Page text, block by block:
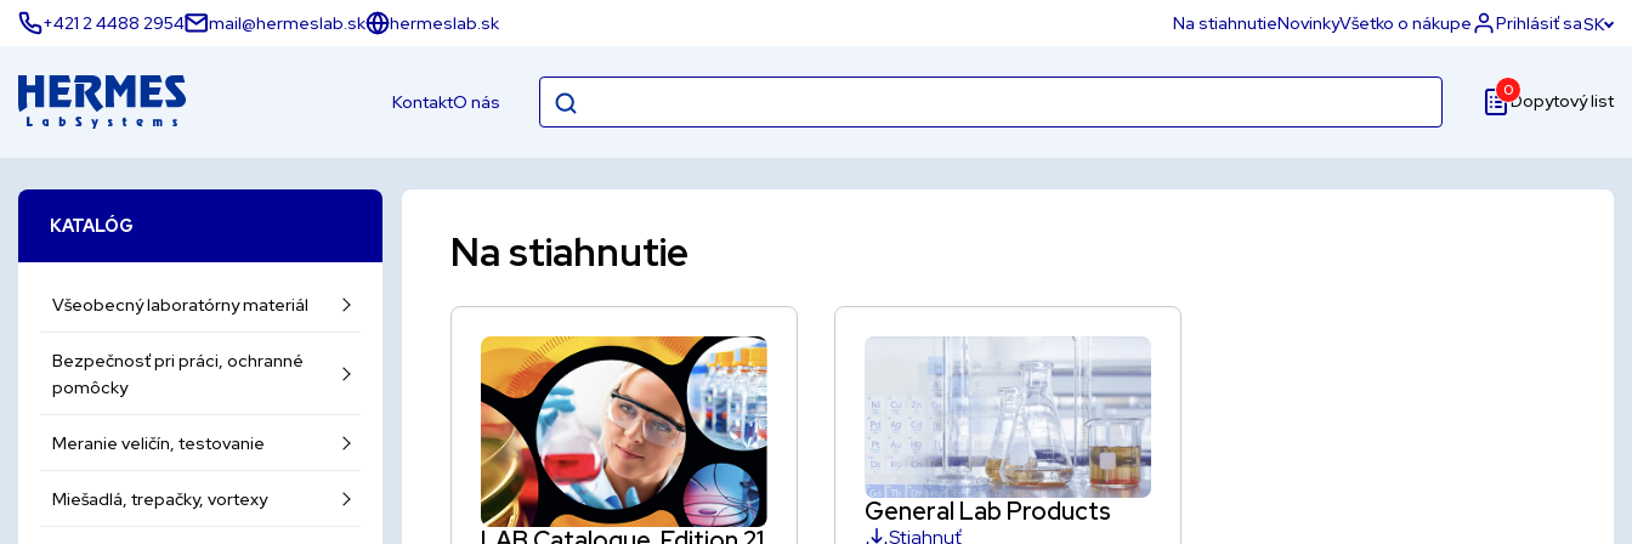
+421 2 4488 2954 mail@hermeslab.sk hermeslab.sk Na stiahnutieNovinkyVšetko o nákupe Prihlásiť saSK
KontaktO nás
0Dopytový list
KATALÓG
Všeobecný laboratórny materiál
Bezpečnosť pri práci, ochranné
pomôcky
Meranie veličín, testovanie
Miešadlá, trepačky, vortexy
Na stiahnutie
General Lab Products
Stiahnuť